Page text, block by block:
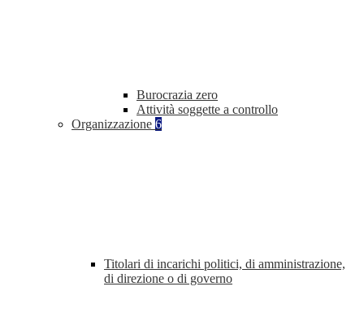
Burocrazia zero
Attività soggette a controllo
Organizzazione 6
Titolari di incarichi politici, di amministrazione,
di direzione o di governo